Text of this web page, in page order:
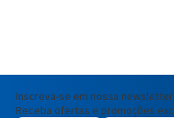
Inscreva-se em nossa newsletter!
Receba ofertas e promoções